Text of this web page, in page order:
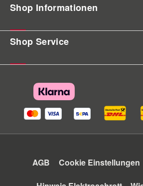
Shop Informationen
Shop Service
AGB Cookie Einstellungen